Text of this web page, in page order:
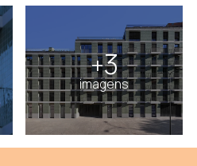
+3
imagens